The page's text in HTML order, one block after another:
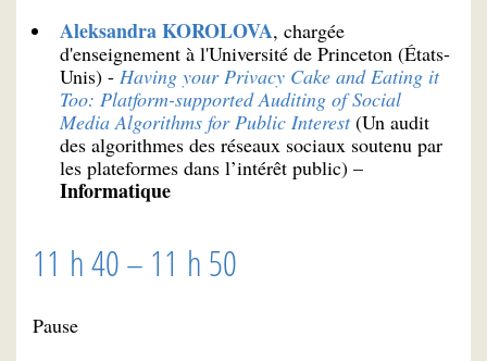
Aleksandra KOROLOVA, chargée
d'enseignement à l'Université de Princeton (États-
Unis) - Having your Privacy Cake and Eating it
Too: Platform-supported Auditing of Social
Media Algorithms for Public Interest(Un audit
des algorithmes des réseaux sociaux soutenu par
les plateformes dans l’intérêt public) –
Informatique
11 h 40 – 11 h 50
Pause